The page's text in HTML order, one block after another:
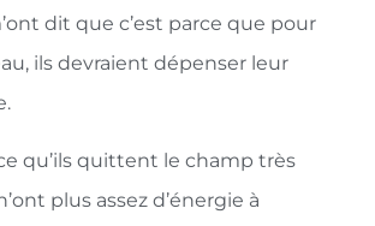
dit que c’est parce que pour
ils devraient dépenser leur
qu’ils quittent le champ très
plus assez d’énergie à